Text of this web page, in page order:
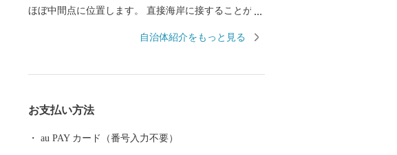
ほぼ中間点に位置します。 直接海岸に接することがな
本海と太平洋を望むことができます。 【農村風景・景
など）は緑の三角屋根とし、ランドマークとしての機
能を果たせるよう分散して整備。 2000(平成12)年度 支
自治体紹介をもっと見る
お支払い方法
au PAY カード（番号入力不要）